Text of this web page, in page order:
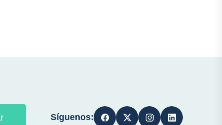
Síguenos: